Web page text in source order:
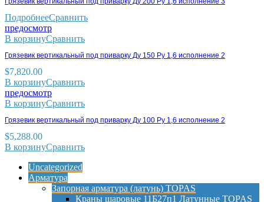
ПодробнееСравнить
предосмотр
В корзинуСравнить
Грязевик вертикальный под приварку Ду 150 Ру 1,6 исполнение 2
$7,820.00
В корзинуСравнить
предосмотр
В корзинуСравнить
Грязевик вертикальный под приварку Ду 100 Ру 1,6 исполнение 2
$5,288.00
В корзинуСравнить
Uncategorized
Арматура
Запорная арматура (латунь) TOPAS
Краны шаровые 11Б27п1 Латунные TOPAS